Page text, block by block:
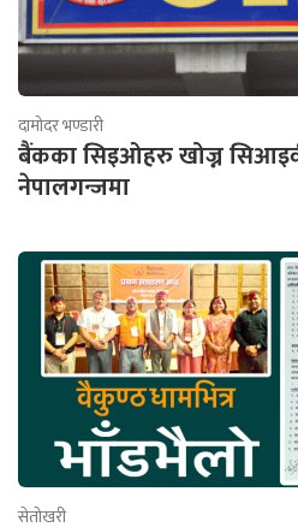
दामोदर भण्डारी
बैंकका सिइओहरु खोज्न
नेपालगन्जमा
सेतोखरी